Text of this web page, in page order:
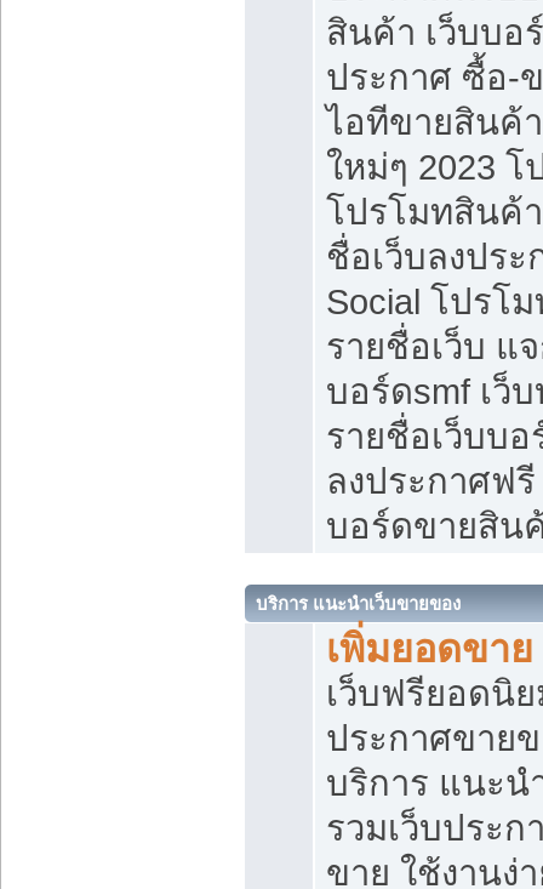
สินค้า เว็บบอ
ประกาศ ซื้อ-
ไอทีขายสินค้
ใหม่ๆ 2023
โปรโมทสินค้
ชื่อเว็บลงปร
Social โปรโ
รายชื่อเว็บ แ
บอร์ดsmf เว็
รายชื่อเว็บบ
ลงประกาศฟรี
บอร์ดขายสิน
บริการ แนะนำเว็บขายของ
เพิ่มยอดขา
เว็บฟรียอดนิ
ประกาศขาย
บริการ แนะน
รวมเว็บประก
ขาย ใช้งานง่